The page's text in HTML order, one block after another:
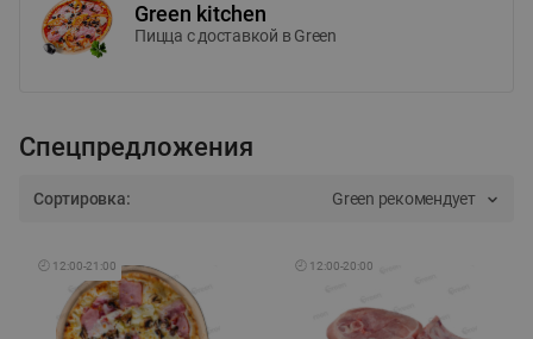
Green kitchen
Пицца c доставкой в Green
Спецпредложения
Сортировка: Green рекомендует
🕘 12:00-21:00 🕘 12:00-20:00